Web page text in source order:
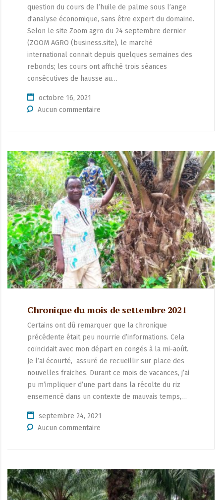
question du cours de l’huile de palme sous l’ange
d’analyse économique, sans être expert du domaine.
Selon le site Zoom agro du 24 septembre dernier
(ZOOM AGRO (business.site), le marché
international connait depuis quelques semaines des
rebonds; les cours ont affiché trois séances
consécutives de hausse au…
octobre 16, 2021
Aucun commentaire
Chronique du mois de settembre 2021
Certains ont dû remarquer que la chronique
précédente était peu nourrie d’informations. Cela
coïncidait avec mon départ en congés à la mi-août.
Je l’ai écourté, assuré de recueillir sur place des
nouvelles fraiches. Durant ce mois de vacances, j’ai
pu m’impliquer d’une part dans la récolte du riz
ensemencé dans un contexte de mauvais temps,…
septembre 24, 2021
Aucun commentaire